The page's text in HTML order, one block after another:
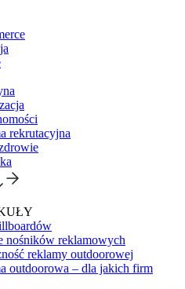
rekrutacyjna
nośników reklamowych
reklamy outdoorowej
outdoorowa – dla jakich firm